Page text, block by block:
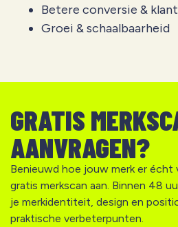
Betere conversie &
Groei & schaalbaarheid
GRATIS
AANVRAGEN?
Benieuwd hoe jouw merk er écht
gratis merkscan aan. Binnen 48
je merkidentiteit, design en
praktische verbeterpunten.